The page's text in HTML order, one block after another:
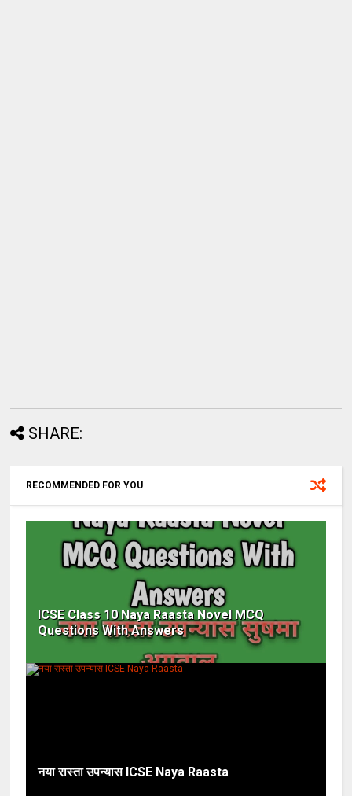
SHARE:
RECOMMENDED FOR YOU
ICSE Class 10 Naya Raasta Novel MCQ
Questions With Answers
नया रास्ता उपन्यास ICSE Naya Raasta